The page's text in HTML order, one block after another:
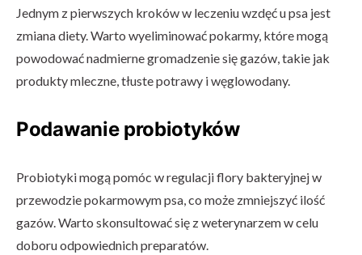
Jednym z pierwszych kroków w leczeniu wzdęć u psa jest
zmiana diety. Warto wyeliminować pokarmy, które mogą
powodować nadmierne gromadzenie się gazów, takie jak
produkty mleczne, tłuste potrawy i węglowodany.
Podawanie probiotyków
Probiotyki mogą pomóc w regulacji flory bakteryjnej w
przewodzie pokarmowym psa, co może zmniejszyć ilość
gazów. Warto skonsultować się z weterynarzem w celu
doboru odpowiednich preparatów.